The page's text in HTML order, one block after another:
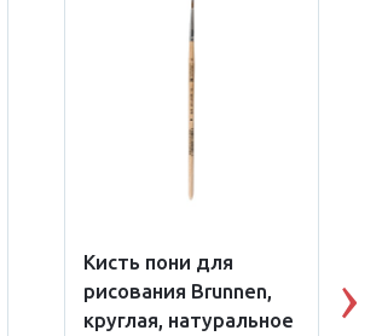
Кисть пони для
рисования Brunnen,
круглая, натуральное